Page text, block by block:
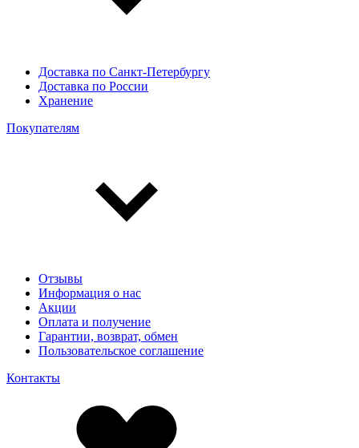
Доставка по Санкт-Петербургу
Доставка по России
Хранение
Покупателям
Отзывы
Информация о нас
Акции
Оплата и получение
Гарантии, возврат, обмен
Пользовательское соглашение
Контакты